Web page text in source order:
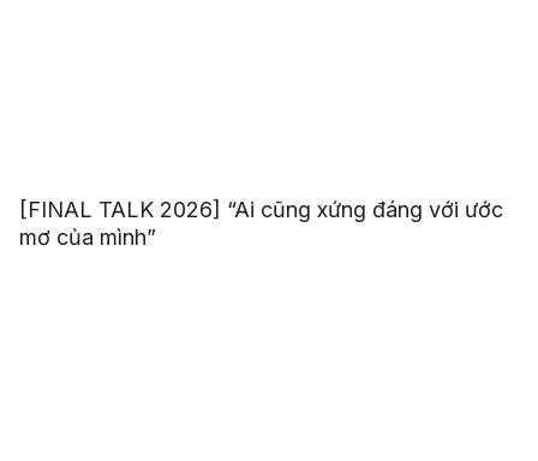
[FINAL TALK 2026] “Ai cũng xứng đáng với ước
mơ của mình”